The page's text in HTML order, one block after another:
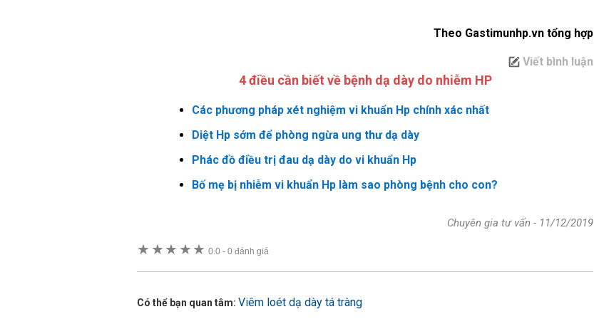
Theo Gastimunhp.vn tổng hợp
Viết bình luận
4 điều cần biết về bệnh dạ dày do nhiễm HP
Các phương pháp xét nghiệm vi khuẩn Hp chính xác nhất
Diệt Hp sớm để phòng ngừa ung thư dạ dày
Phác đồ điều trị đau dạ dày do vi khuẩn Hp
Bố mẹ bị nhiễm vi khuẩn Hp làm sao phòng bệnh cho con?
Chuyên gia tư vấn - 11/12/2019
★ ★ ★ ★ ★ 0.0- 0 đánh giá
Có thể bạn quan tâm: Viêm loét dạ dày tá tràng